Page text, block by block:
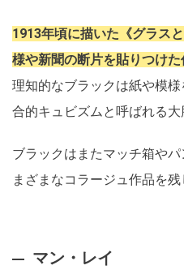
1913年頃に描いた《グラス
様や新聞の断片を貼りつけた
理知的なブラックは紙や模
合的キュビズムと呼ばれる大
ブラックはまたマッチ箱や
まざまなコラージュ作品を残
マン・レイ